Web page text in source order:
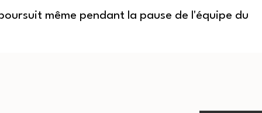
même pendant la pause de l'équipe du